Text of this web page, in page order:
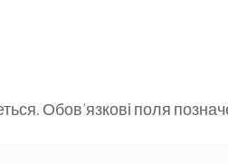
Обов’язкові поля